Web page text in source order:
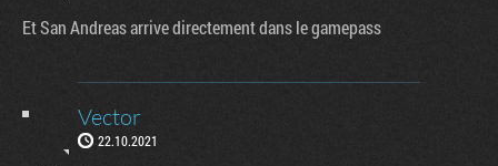
Et San Andreas arrive directement dans le gamepass
Vector
22.10.2021